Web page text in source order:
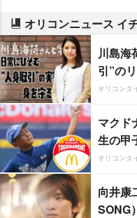
オリコンニュース イ
川島海
引”の
オリコンタ
マクド
生の甲
オリコンタ
向井康
SONG